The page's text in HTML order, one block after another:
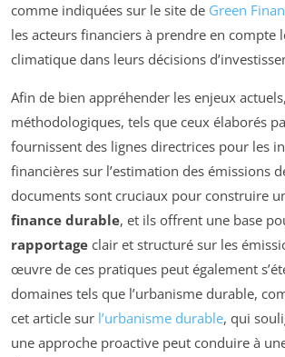
comme indiquées sur le site de Green
les acteurs financiers à prendre en compte
climatique dans leurs décisions
Afin de bien appréhender les enjeux
méthodologiques, tels que ceux élaborés
fournissent des lignes directrices pour les
financières sur l’estimation des émissions
documents sont cruciaux pour construire
finance durable, et ils offrent une base
rapportage clair et structuré sur les
œuvre de ces pratiques peut également
domaines tels que l’urbanisme durable,
cet article sur l’urbanisme durable, qui
une approche proactive peut conduire à